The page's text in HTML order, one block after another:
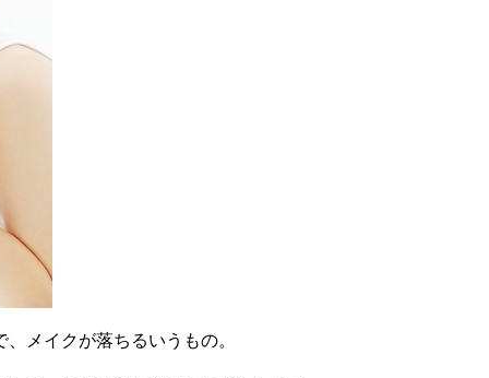
メイクが落ちるいうもの。